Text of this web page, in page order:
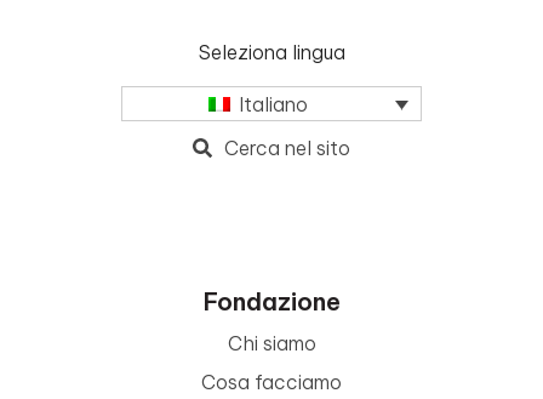
Seleziona lingua
Italiano
Cerca nel sito
Fondazione
Chi siamo
Cosa facciamo